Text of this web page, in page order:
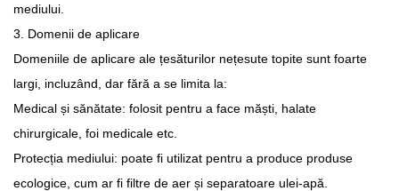
mediului.
3. Domenii de aplicare
Domeniile de aplicare ale țesăturilor nețesute topite sunt foarte
largi, incluzând, dar fără a se limita la:
Medical și sănătate: folosit pentru a face măști, halate
chirurgicale, foi medicale etc.
Protecția mediului: poate fi utilizat pentru a produce produse
ecologice, cum ar fi filtre de aer și separatoare ulei-apă.